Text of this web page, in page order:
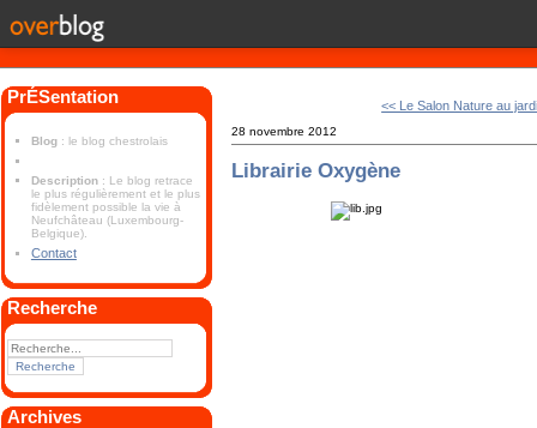
PrÉSentation
Blog : le blog chestrolais
Description : Le blog retrace
le plus régulièrement et le plus
fidèlement possible la vie à
Neufchâteau (Luxembourg-
Belgique).
Contact
Recherche
Archives
<< Le Salon Nature au
28 novembre 2012
Librairie Oxygène